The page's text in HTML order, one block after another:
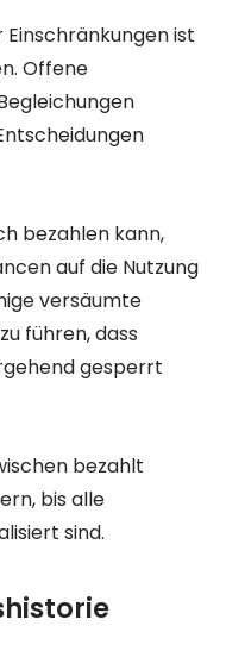
ist
Offene
bezahlen kann,
auf die Nutzung
versäumte
führen, dass
gesperrt
bezahlt
bis alle
sind.